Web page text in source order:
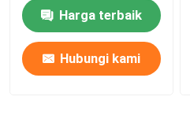
Harga terbaik
Hubungi kami